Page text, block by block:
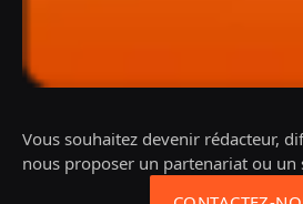
Vous souhaitez devenir rédacteur,
nous proposer un partenariat ou un